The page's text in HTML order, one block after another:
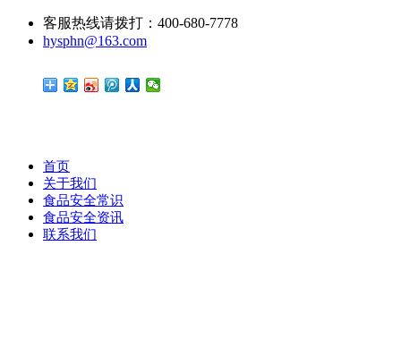
客服热线请拨打：400-680-7778
hysphn@163.com
首页
关于我们
食品安全常识
食品安全资讯
联系我们